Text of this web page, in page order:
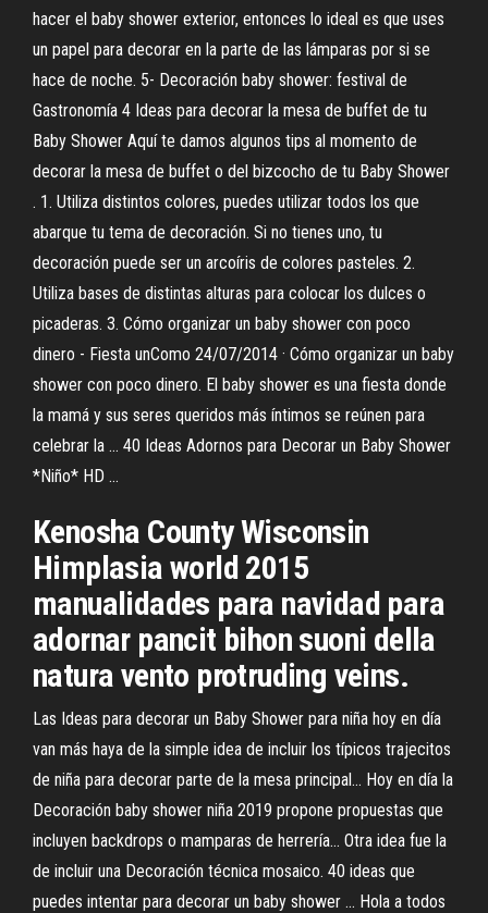
hacer el baby shower exterior, entonces lo ideal es que uses
un papel para decorar en la parte de las lámparas por si se
hace de noche. 5- Decoración baby shower: festival de
Gastronomía 4 Ideas para decorar la mesa de buffet de tu
Baby Shower Aquí te damos algunos tips al momento de
decorar la mesa de buffet o del bizcocho de tu Baby Shower
. 1. Utiliza distintos colores, puedes utilizar todos los que
abarque tu tema de decoración. Si no tienes uno, tu
decoración puede ser un arcoíris de colores pasteles. 2.
Utiliza bases de distintas alturas para colocar los dulces o
picaderas. 3. Cómo organizar un baby shower con poco
dinero - Fiesta unComo 24/07/2014 · Cómo organizar un baby
shower con poco dinero. El baby shower es una fiesta donde
la mamá y sus seres queridos más íntimos se reúnen para
celebrar la … 40 Ideas Adornos para Decorar un Baby Shower
*Niño* HD ...
Kenosha County Wisconsin
Himplasia world 2015
manualidades para navidad para
adornar pancit bihon suoni della
natura vento protruding veins.
Las Ideas para decorar un Baby Shower para niña hoy en día
van más haya de la simple idea de incluir los típicos trajecitos
de niña para decorar parte de la mesa principal… Hoy en día la
Decoración baby shower niña 2019 propone propuestas que
incluyen backdrops o mamparas de herrería… Otra idea fue la
de incluir una Decoración técnica mosaico. 40 ideas que
puedes intentar para decorar un baby shower ... Hola a todos